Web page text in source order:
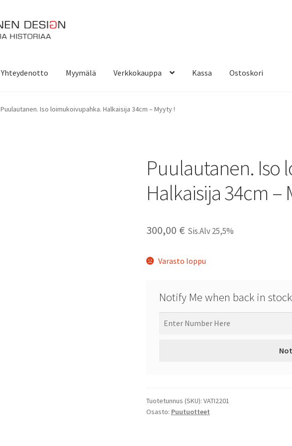
Yhteydenotto Myymälä Verkkokauppa Kassa Ostoskori
Puulautanen. Iso loimukoivupahka. Halkaisija 34cm – Myyty !
Puulautanen. Iso
Halkaisija 34cm –
300,00 € Sis.Alv 25,5%
Varasto loppu
Notify Me when back in stock
Tuotetunnus (SKU): VATI2201
Osasto: Puutuotteet